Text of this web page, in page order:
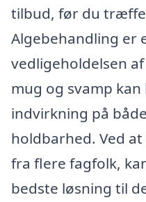
tilbud, før du
Algebehandling er
vedligeholdelsen
mug og svamp
indvirkning på
holdbarhed. Ved
fra flere fagfolk,
bedste løsning til